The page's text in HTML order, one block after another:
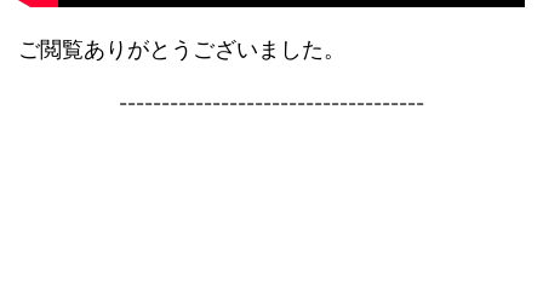
ご閲覧ありがとうございました。
------------------------------------